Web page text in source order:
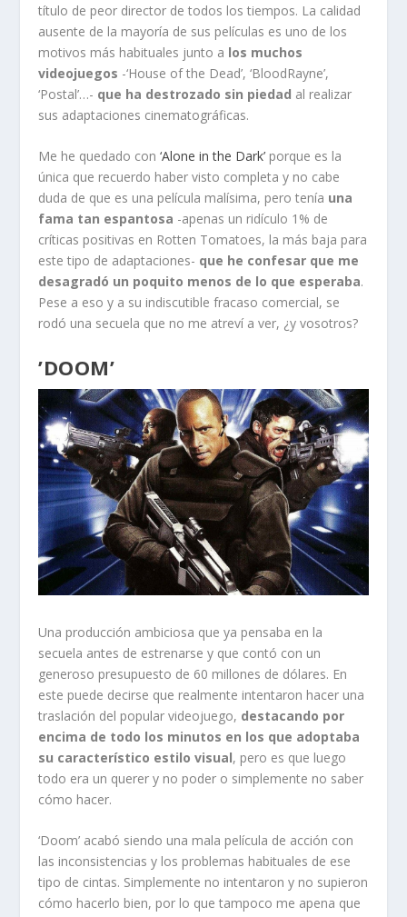
título de peor director de todos los tiempos. La calidad
ausente de la mayoría de sus películas es uno de los
motivos más habituales junto a los muchos
videojuegos -‘House of the Dead’, ‘BloodRayne’,
‘Postal’…- que ha destrozado sin piedad al realizar
sus adaptaciones cinematográficas.
Me he quedado con‘Alone in the Dark’ porque es la
única que recuerdo haber visto completa y no cabe
duda de que es una película malísima, pero tenía una
fama tan espantosa -apenas un ridículo 1% de
críticas positivas en Rotten Tomatoes, la más baja para
este tipo de adaptaciones- que he confesar que me
desagradó un poquito menos de lo que esperaba.
Pese a eso y a su indiscutible fracaso comercial, se
rodó una secuela que no me atreví a ver, ¿y vosotros?
’DOOM’
Una producción ambiciosa que ya pensaba en la
secuela antes de estrenarse y que contó con un
generoso presupuesto de 60 millones de dólares. En
este puede decirse que realmente intentaron hacer una
traslación del popular videojuego, destacando por
encima de todo los minutos en los que adoptaba
su característico estilo visual, pero es que luego
todo era un querer y no poder o simplemente no saber
cómo hacer.
‘Doom’ acabó siendo una mala película de acción con
las inconsistencias y los problemas habituales de ese
tipo de cintas. Simplemente no intentaron y no supieron
cómo hacerlo bien, por lo que tampoco me apena que